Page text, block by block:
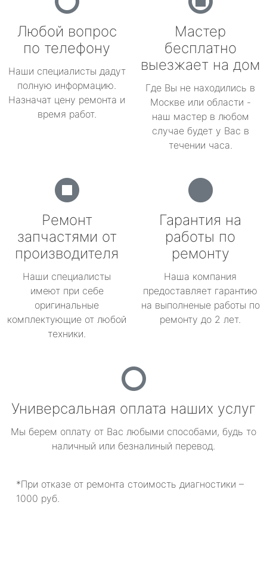
Любой вопрос
по телефону
Наши специалисты дадут
полную информацию.
Назначат цену ремонта и
время работ.
Мастер
бесплатно
выезжает на дом
Где Вы не находились в
Москве или области -
наш мастер в любом
случае будет у Вас в
течении часа.
Ремонт
запчастями от
производителя
Наши специалисты
имеют при себе
оригинальные
комплектующие от любой
техники.
Гарантия на
работы по
ремонту
Наша компания
предоставляет гарантию
на выполненые работы по
ремонту до 2 лет.
Универсальная оплата наших услуг
Мы берем оплату от Вас любыми способами, будь то
наличный или безналиный перевод.
*При отказе от ремонта стоимость диагностики –
1000 руб.